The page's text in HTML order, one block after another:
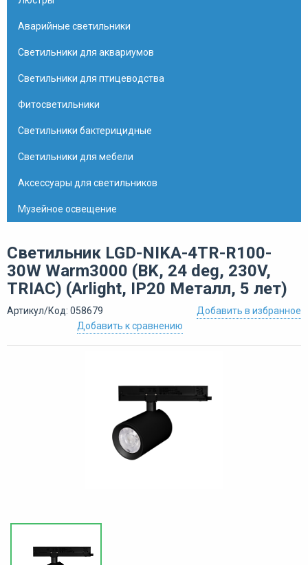
Аварийные светильники
Светильники для аквариумов
Светильники для птицеводства
Фитосветильники
Светильники бактерицидные
Светильники для мебели
Аксессуары для светильников
Музейное освещение
Светильник LGD-NIKA-4TR-R100-
30W Warm3000 (BK, 24 deg, 230V,
TRIAC) (Arlight, IP20 Металл, 5 лет)
Артикул/Код: 058679
Добавить в избранное
Добавить к сравнению